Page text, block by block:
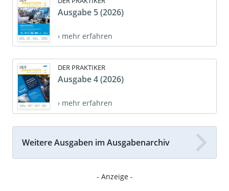
Ausgabe 5 (2026)
› mehr erfahren
DER PRAKTIKER
Ausgabe 4 (2026)
› mehr erfahren
Weitere Ausgaben im Ausgabenarchiv
- Anzeige -